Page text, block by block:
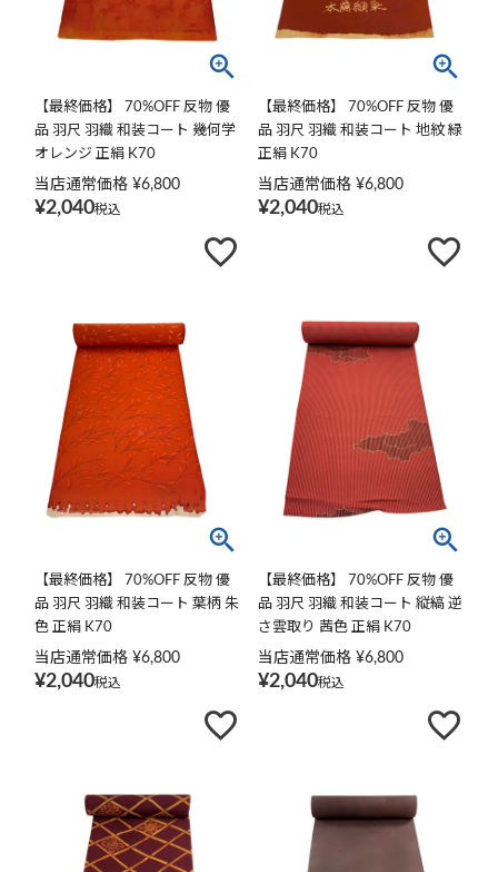
【最終価格】 70%OFF 反物 優
品 羽尺 羽織 和装コート 幾何学
オレンジ 正絹 K70
当店通常価格 ¥6,800
¥2,040税込
【最終価格】 70%OFF 反物 優
品 羽尺 羽織 和装コート 地紋 緑
正絹 K70
当店通常価格 ¥6,800
¥2,040税込
【最終価格】 70%OFF 反物 優
品 羽尺 羽織 和装コート 葉柄 朱
色 正絹 K70
当店通常価格 ¥6,800
¥2,040税込
【最終価格】 70%OFF 反物 優
品 羽尺 羽織 和装コート 縦縞 逆
さ雲取り 茜色 正絹 K70
当店通常価格 ¥6,800
¥2,040税込